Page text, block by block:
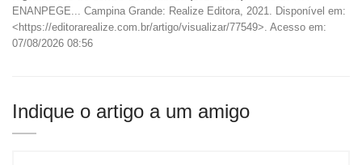
ENANPEGE... Campina Grande: Realize Editora, 2021. Disponível em:
<https://editorarealize.com.br/artigo/visualizar/77549>. Acesso em:
07/08/2026 08:56
Indique o artigo a um amigo